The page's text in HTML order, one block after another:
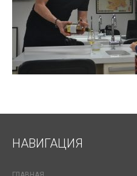
НАВИГАЦИЯ